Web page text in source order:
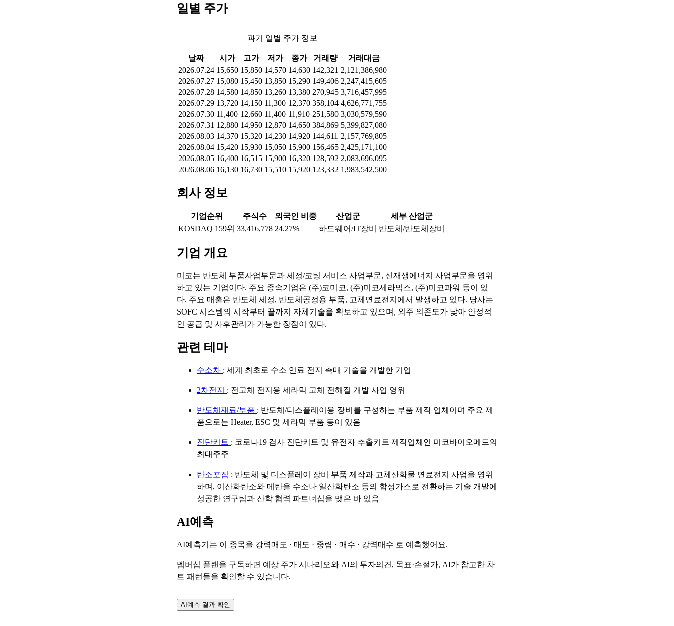
일별 주가
과거 일별 주가 정보
날짜 시가 고가 저가 종가 거래량
거래대금
2026.07.24 15,650 15,850 14,570 14,630 142,321 2,121,386,980
2026.07.27 15,080 15,450 13,850 15,290 149,406 2,247,415,605
2026.07.28 14,580 14,850 13,260 13,380 270,945 3,716,457,995
2026.07.29 13,720 14,150 11,300 12,370 358,104 4,626,771,755
2026.07.30 11,400 12,660 11,400 11,910 251,580 3,030,579,590
2026.07.31 12,880 14,950 12,870 14,650 384,869 5,399,827,080
2026.08.03 14,370 15,320 14,230 14,920 144,611 2,157,769,805
2026.08.04 15,420 15,930 15,050 15,900 156,465 2,425,171,100
2026.08.05 16,400 16,515 15,900 16,320 128,592 2,083,696,095
2026.08.06 16,130 16,730 15,510 15,920 123,332 1,983,542,500
회사 정보
기업순위 주식수 외국인 비중 산업군
세부 산업군
KOSDAQ 159위 33,416,778 24.27% 하드웨어/IT장비 반도체/반도체장비
기업 개요
미코는 반도체 부품사업부문과 세정/코팅 서비스 사업부문, 신재생에너지 사업부문을 영위
하고 있는 기업이다. 주요 종속기업은 (주)코미코, (주)미코세라믹스, (주)미코파워 등이 있
다. 주요 매출은 반도체 세정, 반도체공정용 부품, 고체연료전지에서 발생하고 있다. 당사는
SOFC 시스템의 시작부터 끝까지 자체기술을 확보하고 있으며, 외주 의존도가 낮아 안정적
인 공급 및 사후관리가 가능한 장점이 있다.
관련 테마
수소차 : 세계 최초로 수소 연료 전지 촉매 기술을 개발한 기업
2차전지 : 전고체 전지용 세라믹 고체 전해질 개발 사업 영위
반도체재료/부품 : 반도체/디스플레이용 장비를 구성하는 부품 제작 업체이며 주요 제
품으로는 Heater, ESC 및 세라믹 부품 등이 있음
진단키트 : 코로나19 검사 진단키트 및 유전자 추출키트 제작업체인 미코바이오메드의
최대주주
탄소포집 : 반도체 및 디스플레이 장비 부품 제작과 고체산화물 연료전지 사업을 영위
하며, 이산화탄소와 메탄을 수소나 일산화탄소 등의 합성가스로 전환하는 기술 개발에
성공한 연구팀과 산학 협력 파트너십을 맺은 바 있음
AI예측
AI예측기는 이 종목을 강력매도 · 매도 · 중립 · 매수 · 강력매수 로 예측했어요.
멤버십 플랜을 구독하면 예상 주가 시나리오와 AI의 투자의견, 목표·손절가, AI가 참고한 차
트 패턴들을 확인할 수 있습니다.
AI예측 결과 확인